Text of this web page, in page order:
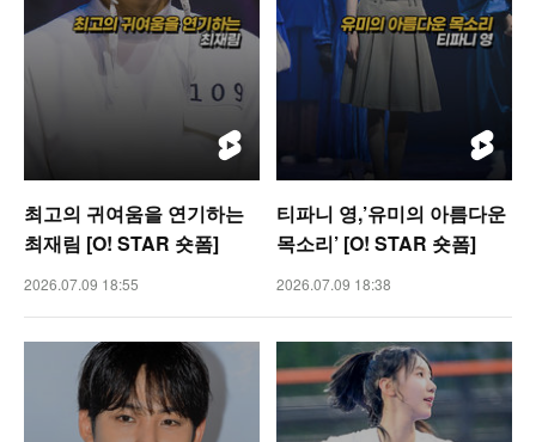
최고의 귀여움을 연기하는
최재림 [O! STAR 숏폼]
2026.07.09 18:55
티파니 영,’유미의 아름다운
목소리’ [O! STAR 숏폼]
2026.07.09 18:38